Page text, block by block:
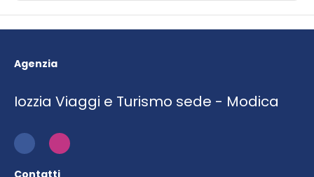
Agenzia
Iozzia Viaggi e Turismo sede - Modica
Contatti